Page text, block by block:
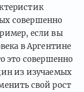
совершенно
если вы
в Аргентине
это совершенно
из изучаемых
свой рост